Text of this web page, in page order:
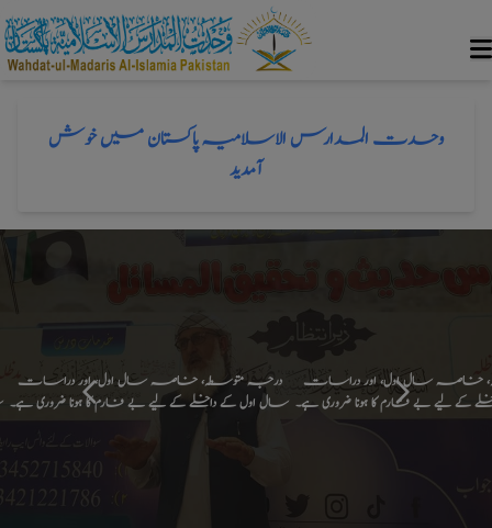
وحدت المدارس اسلامیہ
المدارس الاسلامیة پاکستان کا آفیشل ویب پیج
وحدت المدارس الاسلامیہ پاکستان میں خوش
آمدید
درجہ متوسطہ، خاصہ سال اول، اور دراسات
سال اول کے داخلے کے لیے بے فارم کا ہونا ضروری
خاصہ سال اول، اور دراسات
کے لیے بے فارم کا ہونا ضروری ہے۔